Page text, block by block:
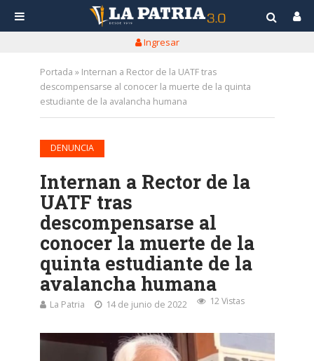
Ingresar
Portada » Internan a Rector de la UATF tras
descompensarse al conocer la muerte de la quinta
estudiante de la avalancha humana
DENUNCIA
Internan a Rector de la
UATF tras
descompensarse al
conocer la muerte de la
quinta estudiante de la
avalancha humana
La Patria 14 de junio de 2022 12 Vistas